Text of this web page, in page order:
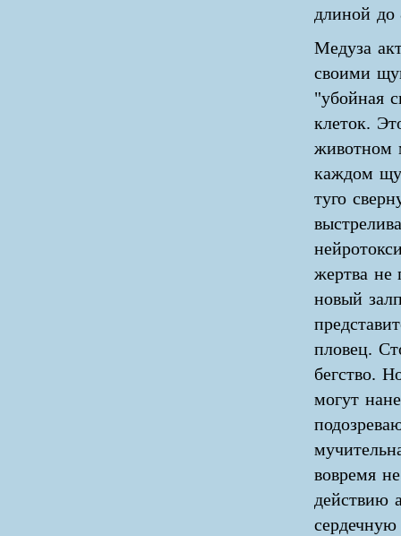
длиной до
Медуза
своими
"убойная
клеток.
животном
каждом
туго
жертва не
новый
пловец.
бегство.
могут
вовремя
действию